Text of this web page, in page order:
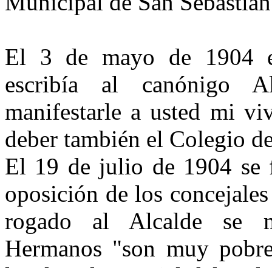
El 3 de mayo de 1904
escribía al canónigo
manifestarle a usted mi
deber también el Colegio
El 19 de julio de 1904 se
oposición de los
rogado al Alcalde se
Hermanos "son muy